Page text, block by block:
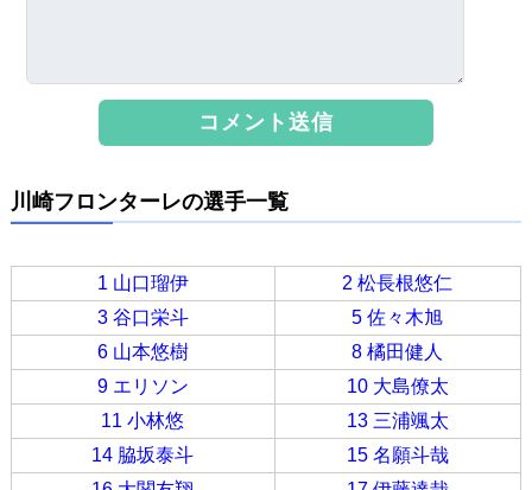
川崎フロンターレの選手一覧
1 山口瑠伊
2 松長根悠仁
3 谷口栄斗
5 佐々木旭
6 山本悠樹
8 橘田健人
9 エリソン
10 大島僚太
11 小林悠
13 三浦颯太
14 脇坂泰斗
15 名願斗哉